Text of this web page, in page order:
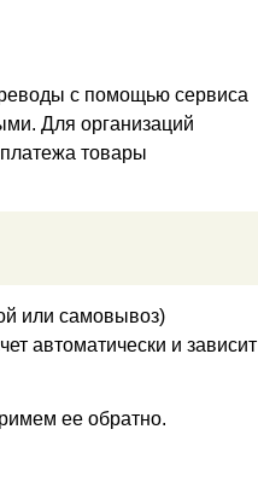
с помощью сервиса
Для организаций
товары
или самовывоз)
автоматически и зависит
ее обратно.